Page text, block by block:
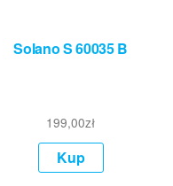
Solano S 60035 B
199,00zł
Kup